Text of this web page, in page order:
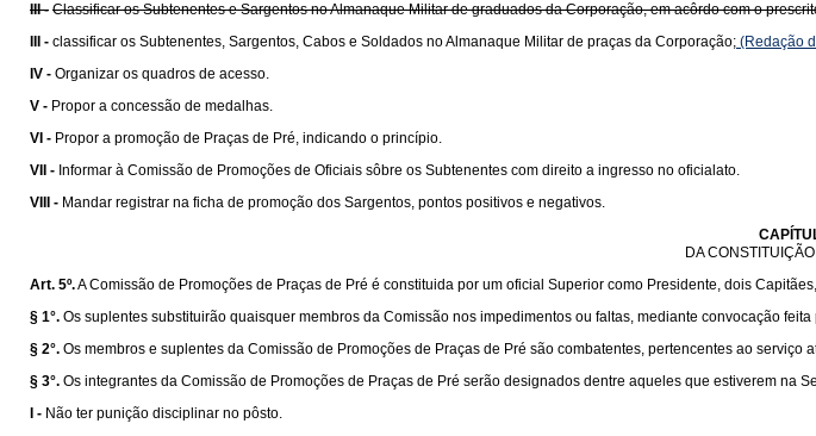
III - Classificar os Subtenentes e Sargentos no Almanaque Militar de graduados da Corporação, em acôrdo com o
III - classificar os Subtenentes, Sargentos, Cabos e Soldados no Almanaque Militar de praças da Corporação; (Redação
IV - Organizar os quadros de acesso.
V - Propor a concessão de medalhas.
VI - Propor a promoção de Praças de Pré, indicando o princípio.
VII - Informar à Comissão de Promoções de Oficiais sôbre os Subtenentes com direito a ingresso no oficialato.
VIII - Mandar registrar na ficha de promoção dos Sargentos, pontos positivos e negativos.
DA
Art. 5º.A Comissão de Promoções de Praças de Pré é constituida por um oficial Superior como Presidente, dois
§ 1°. Os suplentes substituirão quaisquer membros da Comissão nos impedimentos ou faltas, mediante convocação
§ 2°. Os membros e suplentes da Comissão de Promoções de Praças de Pré são combatentes, pertencentes ao serviço
§ 3°. Os integrantes da Comissão de Promoções de Praças de Pré serão designados dentre aqueles que estiverem na
I - Não ter punição disciplinar no pôsto.